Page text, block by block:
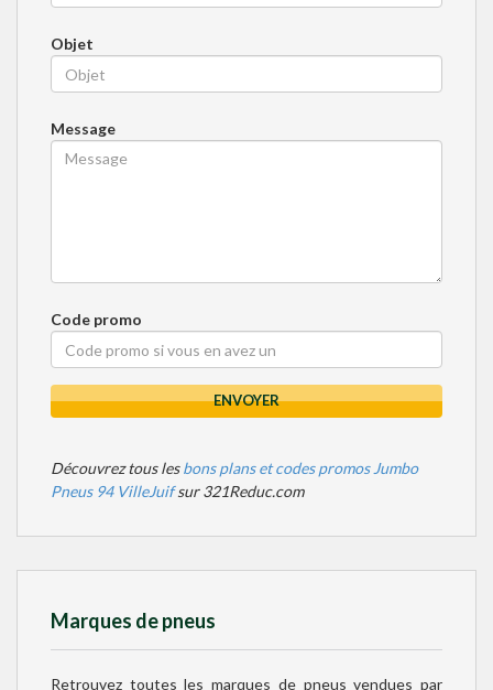
Objet
Message
Code promo
ENVOYER
Découvrez tous lesbons plans et codes promos Jumbo
Pneus 94 VilleJuifsur 321Reduc.com
Marques de pneus
Retrouvez toutes les marques de pneus vendues par